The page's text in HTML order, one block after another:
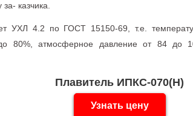
казчика.
УХЛ 4.2 по ГОСТ 15150-69, т.е.
до 80%, атмосферное давление от 84
Плавитель ИПКС-070(Н)
Узнать цену